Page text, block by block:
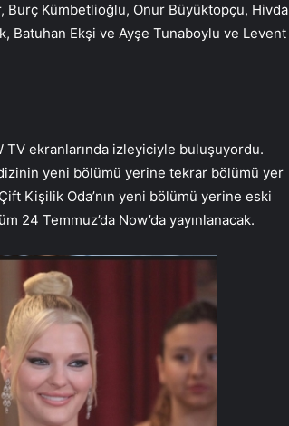
Burç Kümbetlioğlu, Onur Büyüktopçu, Hivda
Batuhan Ekşi ve Ayşe Tunaboylu ve Levent
TV ekranlarında izleyiciyle buluşuyordu.
yeni bölümü yerine tekrar bölümü yer
Kişilik Oda’nın yeni bölümü yerine eski
24 Temmuz’da Now’da yayınlanacak.